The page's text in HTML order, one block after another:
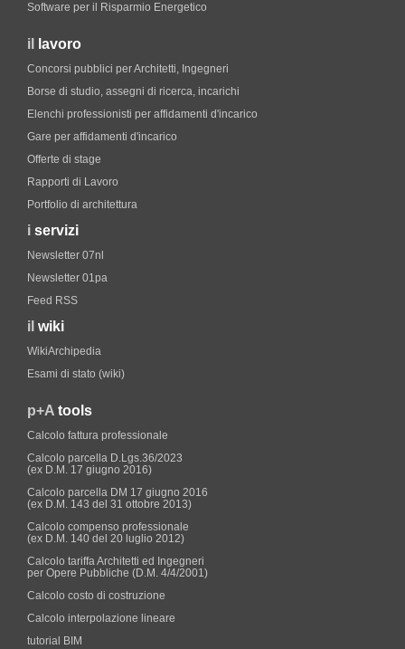
Software per il Risparmio Energetico
il lavoro
Concorsi pubblici per Architetti, Ingegneri
Borse di studio, assegni di ricerca, incarichi
Elenchi professionisti per affidamenti d'incarico
Gare per affidamenti d'incarico
Offerte di stage
Rapporti di Lavoro
Portfolio di architettura
i servizi
Newsletter 07nl
Newsletter 01pa
Feed RSS
il wiki
WikiArchipedia
Esami di stato (wiki)
p+A tools
Calcolo fattura professionale
Calcolo parcella D.Lgs.36/2023
(ex D.M. 17 giugno 2016)
Calcolo parcella DM 17 giugno 2016
(ex D.M. 143 del 31 ottobre 2013)
Calcolo compenso professionale
(ex D.M. 140 del 20 luglio 2012)
Calcolo tariffa Architetti ed Ingegneri
per Opere Pubbliche (D.M. 4/4/2001)
Calcolo costo di costruzione
Calcolo interpolazione lineare
tutorial BIM